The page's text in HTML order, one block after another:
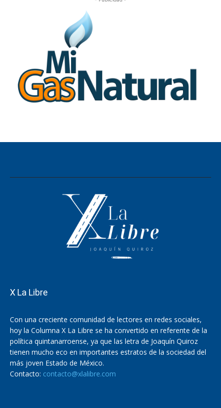
X La Libre
Con una creciente comunidad de lectores en redes sociales,
hoy la Columna X La Libre se ha convertido en referente de la
política quintanarroense, ya que las letra de Joaquín Quiroz
tienen mucho eco en importantes estratos de la sociedad del
más joven Estado de México.
Contacto: contacto@xlalibre.com